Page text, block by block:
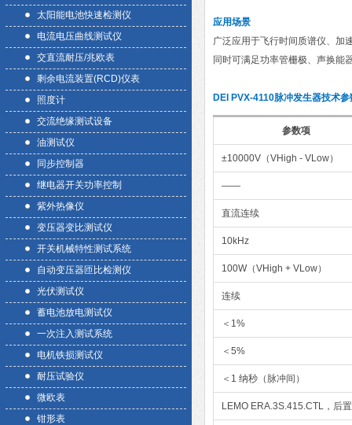
太阳能电池快速检测仪
电流电压曲线测试仪
交直流耐压/兆欧表
剩余电流装置(RCD)仪表
照度计
交流绝缘测试设备
油测试仪
同步控制器
继电器开关功率控制
紫外热像仪
变压器变比测试仪
开关机械特性测试系统
自动变压器匝比检测仪
光伏测试仪
蓄电池放电测试仪
一次注入测试系统
电机铁损测试仪
耐压试验仪
微欧表
钳形表
应用场景
广泛应用于飞行时间质谱仪、加
同时可满足功率管栅极、声换能
DEI PVX-4110脉冲发生器技术参
参数项
±10000V（VHigh - VLow）
——
直流连续
10kHz
100W（VHigh + VLow）
连续
＜1%
＜5%
＜1 纳秒（脉冲间）
LEMO ERA.3S.415.CTL，后